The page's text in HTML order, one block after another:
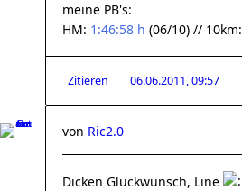
meine PB's:
HM: 1:46:58 h (06/10) // 10km:
Zitieren 06.06.2011, 09:57
von Ric2.0
Dicken Glückwunsch, Line